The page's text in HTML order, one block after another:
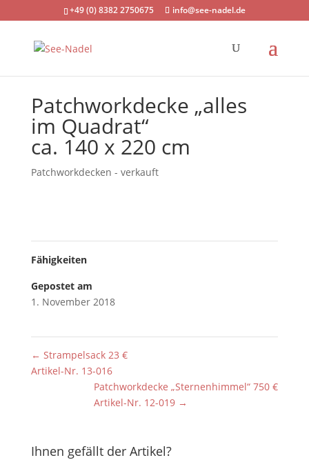
+49 (0) 8382 2750675 info@see-nadel.de
Patchworkdecke „alles
im Quadrat“
ca. 140 x 220 cm
Patchworkdecken - verkauft
Fähigkeiten
Gepostet am
1. November 2018
← Strampelsack 23 €
Artikel-Nr. 13-016
Patchworkdecke „Sternenhimmel“ 750 €
Artikel-Nr. 12-019 →
Ihnen gefällt der Artikel?